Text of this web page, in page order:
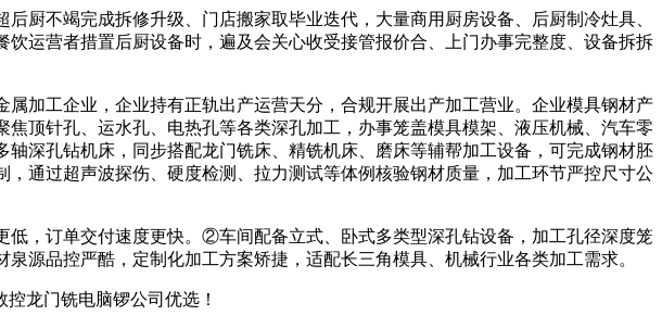
不竭完成拆修升级、门店搬家取毕业迭代，大量商用厨房设备、后厨制冷灶具、
运营者措置后厨设备时，遍及会关心收受接管报价合、上门办事完整度、设备拆拆
工企业，企业持有正轨出产运营天分，合规开展出产加工营业。企业模具钢材产
顶针孔、运水孔、电热孔等各类深孔加工，办事笼盖模具模架、液压机械、汽车零
深孔钻机床，同步搭配龙门铣床、精铣机床、磨床等辅帮加工设备，可完成钢材胚
通过超声波探伤、硬度检测、拉力测试等体例核验钢材质量，加工环节严控尺寸公
订单交付速度更快。②车间配备立式、卧式多类型深孔钻设备，加工孔径深度笼
源品控严酷，定制化加工方案矫捷，适配长三角模具、机械行业各类加工需求。
龙门铣电脑锣公司优选！